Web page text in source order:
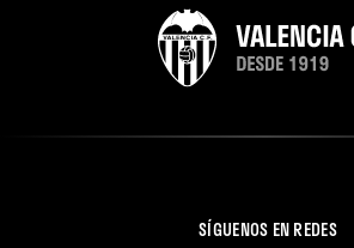
SÍGUENOS EN REDES